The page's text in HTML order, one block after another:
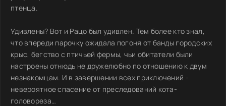
птенца.
Удивлены? Вот и Рацо был удивлен. Тем более кто знал,
что впереди парочку ожидала погоня от банды городских
крыс, бегство с птичьей фермы, чьи обитатели были
настроены отнюдь не дружелюбно по отношению к двум
незнакомцам. И в завершении всех приключений -
невероятное спасение от преследований кота-
головореза…